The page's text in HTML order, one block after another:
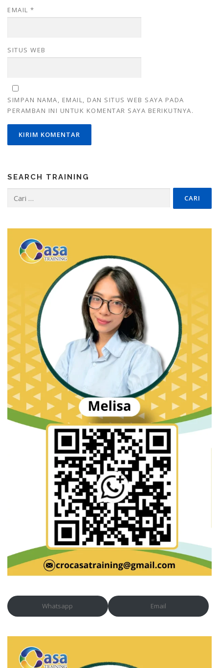
EMAIL *
SITUS WEB
SIMPAN NAMA, EMAIL, DAN SITUS WEB SAYA PADA
PERAMBAN INI UNTUK KOMENTAR SAYA BERIKUTNYA.
SEARCH TRAINING
untuk:
Whatsapp Email